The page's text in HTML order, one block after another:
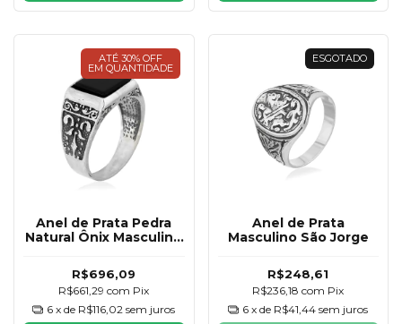
ATÉ 30% OFF
EM QUANTIDADE
Anel de Prata Pedra
Natural Ônix Masculino
R$696,09
R$661,29com Pix
6 x de R$116,02 sem juros
ESGOTADO
Anel de Prata
Masculino São Jorge
R$248,61
R$236,18com Pix
6 x de R$41,44 sem juros